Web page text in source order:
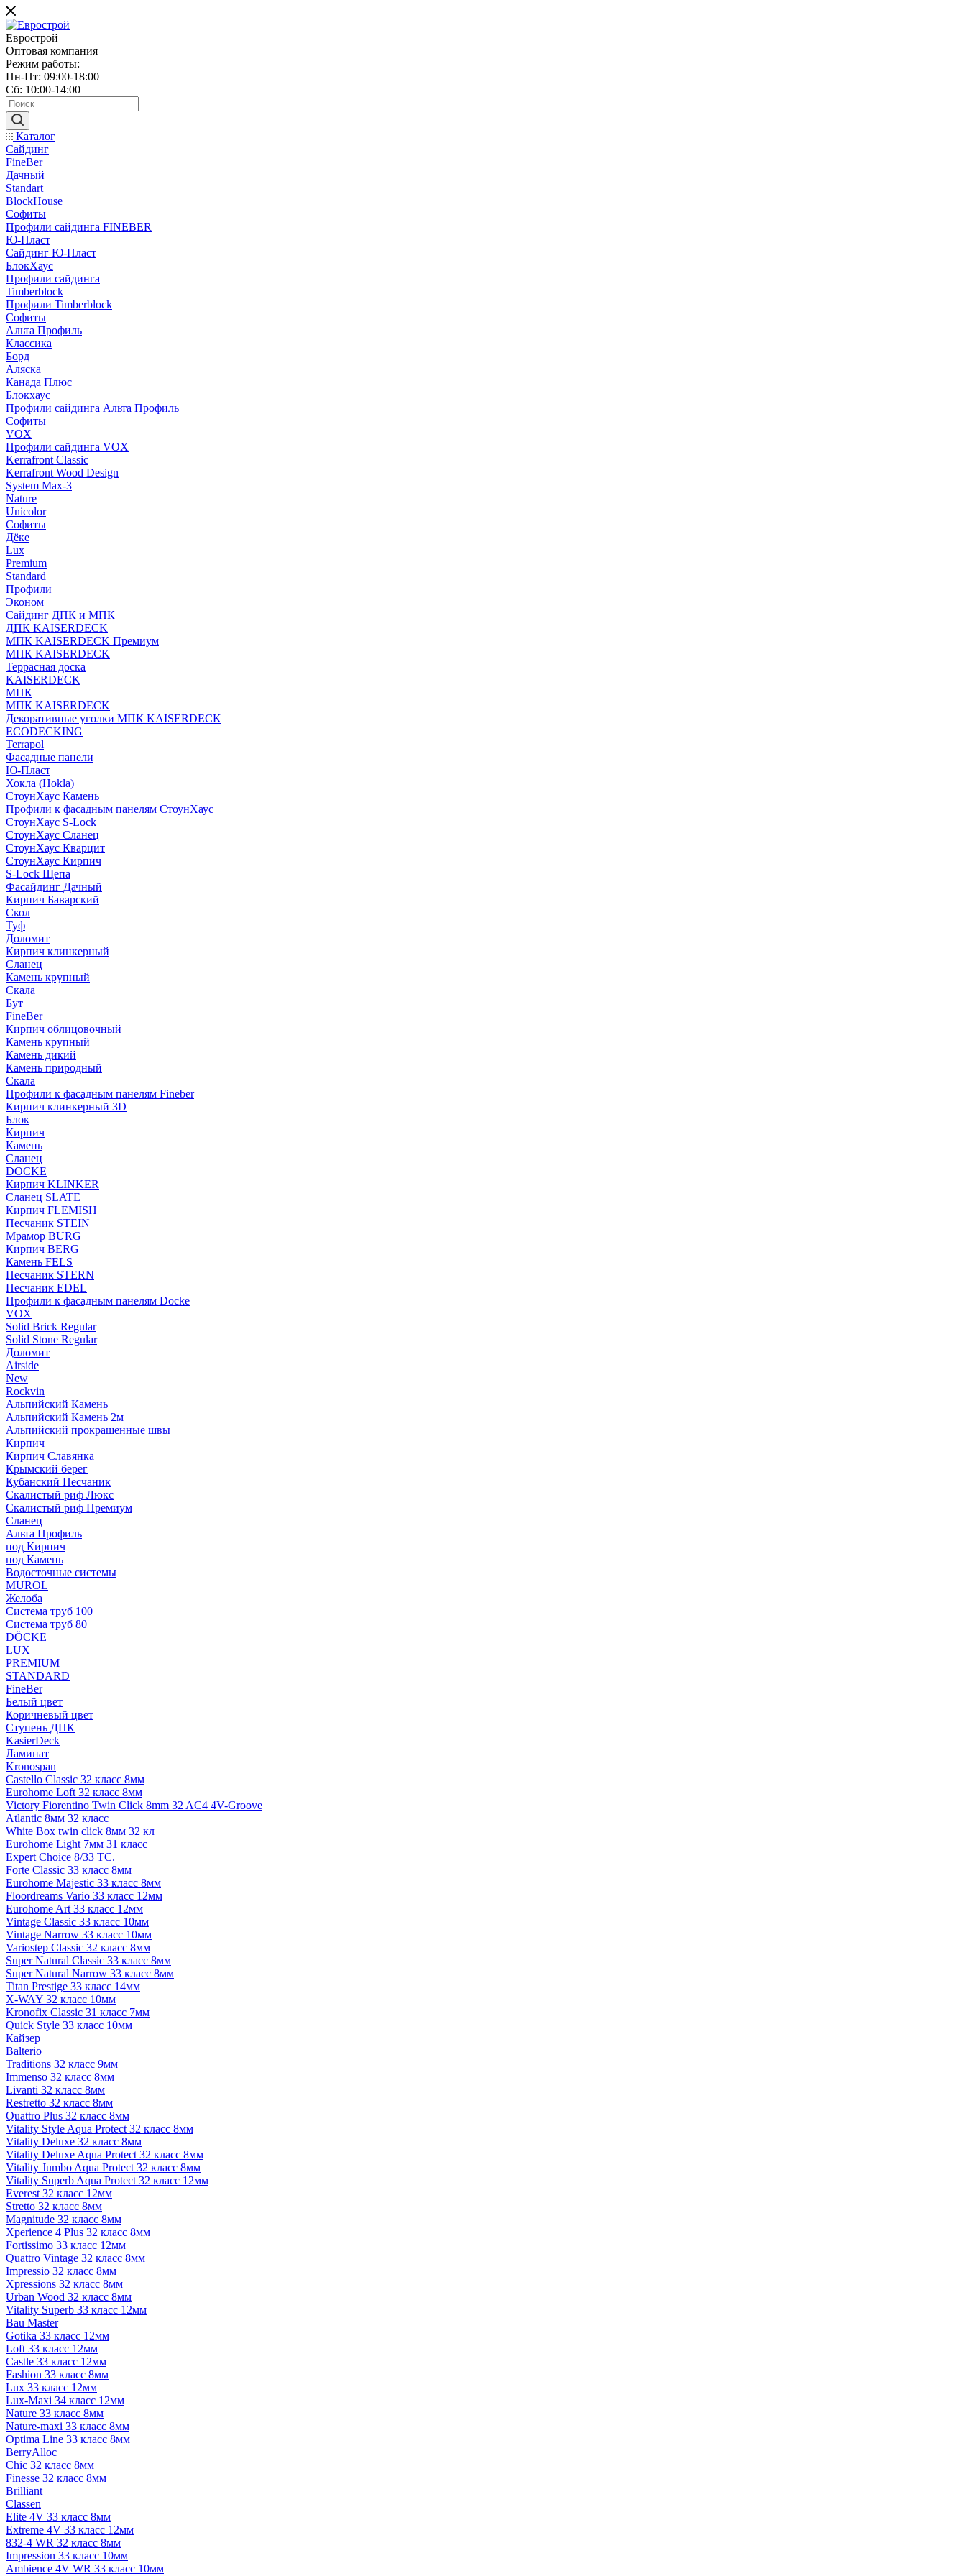
Еврострой
Оптовая компания
Режим работы:
Пн-Пт: 09:00-18:00
Сб: 10:00-14:00
Каталог
Сайдинг
FineBer
Дачный
Standart
BlockHouse
Софиты
Профили сайдинга FINEBER
Ю-Пласт
Сайдинг Ю-Пласт
БлокХаус
Профили сайдинга
Timberblock
Профили Timberblock
Софиты
Альта Профиль
Классика
Борд
Аляска
Канада Плюс
Блокхаус
Профили сайдинга Альта Профиль
Софиты
VOX
Профили сайдинга VOX
Kerrafront Classic
Kerrafront Wood Design
System Max-3
Nature
Unicolor
Софиты
Дёке
Lux
Premium
Standard
Профили
Эконом
Сайдинг ДПК и МПК
ДПК KAISERDECK
МПК KAISERDECK Премиум
МПК KAISERDECK
Террасная доска
KAISERDECK
МПК
МПК KAISERDECK
Декоративные уголки МПК KAISERDECK
ECODECKING
Terrapol
Фасадные панели
Ю-Пласт
Хокла (Hokla)
СтоунХаус Камень
Профили к фасадным панелям СтоунХаус
СтоунХаус S-Lock
СтоунХаус Сланец
СтоунХаус Кварцит
СтоунХаус Кирпич
S-Lock Щепа
Фасайдинг Дачный
Кирпич Баварский
Скол
Туф
Доломит
Кирпич клинкерный
Сланец
Камень крупный
Скала
Бут
FineBer
Кирпич облицовочный
Камень крупный
Камень дикий
Камень природный
Скала
Профили к фасадным панелям Fineber
Кирпич клинкерный 3D
Блок
Кирпич
Камень
Сланец
DOCKE
Кирпич KLINKER
Сланец SLATE
Кирпич FLEMISH
Пес­ча­ник STEIN
Мрамор BURG
Кирпич BERG
Камень FELS
Пес­ча­ник STERN
Пес­ча­ник EDEL
Профили к фасадным панелям Docke
VOX
Solid Brick Regular
Solid Stone Regular
Доломит
Airside
New
Rockvin
Альпийский Камень
Альпийский Камень 2м
Альпийский прокрашенные швы
Кирпич
Кирпич Славянка
Крымский берег
Кубанский Песчаник
Скалистый риф Люкс
Скалистый риф Премиум
Сланец
Альта Профиль
под Кирпич
под Камень
Водосточные системы
MUROL
Желоба
Система труб 100
Система труб 80
DÖCKE
LUX
PREMIUM
STANDARD
FineBer
Белый цвет
Коричневый цвет
Ступень ДПК
KasierDeck
Ламинат
Kronospan
Castello Classic 32 класс 8мм
Eurohome Loft 32 класс 8мм
Victory Fiorentino Twin Click 8mm 32 AC4 4V-Groove
Atlantic 8мм 32 класс
White Box twin click 8мм 32 кл
Eurohome Light 7мм 31 класс
Expert Choice 8/33 TC.
Forte Classic 33 класс 8мм
Eurohome Majestic 33 класс 8мм
Floordreams Vario 33 класс 12мм
Eurohome Art 33 класс 12мм
Vintage Classic 33 класс 10мм
Vintage Narrow 33 класс 10мм
Variostep Classic 32 класс 8мм
Super Natural Classic 33 класс 8мм
Super Natural Narrow 33 класс 8мм
Titan Prestige 33 класс 14мм
X-WAY 32 класс 10мм
Kronofix Classic 31 класс 7мм
Quick Style 33 класс 10мм
Кайзер
Balterio
Traditions 32 класс 9мм
Immenso 32 класс 8мм
Livanti 32 класс 8мм
Restretto 32 класс 8мм
Quattro Plus 32 класс 8мм
Vitality Style Aqua Protect 32 класс 8мм
Vitality Deluxe 32 класс 8мм
Vitality Deluxe Aqua Protect 32 класс 8мм
Vitality Jumbo Aqua Protect 32 класс 8мм
Vitality Superb Aqua Protect 32 класс 12мм
Everest 32 класс 12мм
Stretto 32 класс 8мм
Magnitude 32 класс 8мм
Xperience 4 Plus 32 класс 8мм
Fortissimo 33 класс 12мм
Quattro Vintage 32 класс 8мм
Impressio 32 класс 8мм
Xpressions 32 класс 8мм
Urban Wood 32 класс 8мм
Vitality Superb 33 класс 12мм
Bau Master
Gotika 33 класс 12мм
Loft 33 класс 12мм
Castle 33 класс 12мм
Fashion 33 класс 8мм
Lux 33 класс 12мм
Lux-Maxi 34 класс 12мм
Nature 33 класс 8мм
Nature-maxi 33 класс 8мм
Optima Line 33 класс 8мм
BerryAlloc
Chic 32 класс 8мм
Finesse 32 класс 8мм
Brilliant
Classen
Elite 4V 33 класс 8мм
Extreme 4V 33 класс 12мм
832-4 WR 32 класс 8мм
Impression 33 класс 10мм
Ambience 4V WR 33 класс 10мм